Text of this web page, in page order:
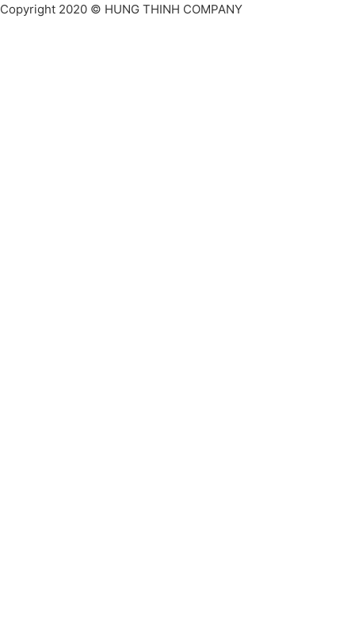
Copyright 2020 © HUNG THINH COMPANY